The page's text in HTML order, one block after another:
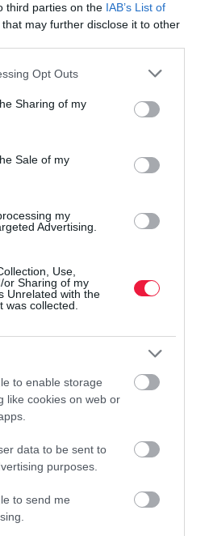
third parties on the IAB’s List of
that may further disclose it to other
app uses one or more Google
behaviour. You may click to
and its third-party tags to
purposes in below Google
Opt Outs
Sharing of my
Sale of my
my
Advertising.
Use,
or Sharing of my
Unrelated with the
was collected.
to enable storage
like cookies on web or
data to be sent to
purposes.
to send me
magyarországi
már csak napok vannak vissza,
a Digi Sporton. Az